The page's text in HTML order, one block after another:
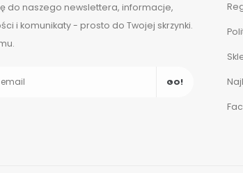
do naszego newslettera, informacje,
i komunikaty - prosto do Twojej skrzynki.
GO!